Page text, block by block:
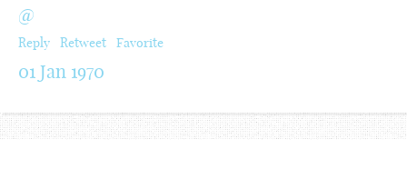
@
Reply Retweet Favorite
01 Jan 1970